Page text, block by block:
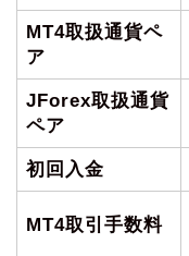
MT4取扱通貨ペ
ア
JForex取扱通貨
ペア
初回入金
MT4取引手数料